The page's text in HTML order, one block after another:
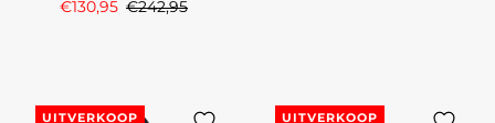
€130,95 €242,95
UITVERKOOP UITVERKOOP